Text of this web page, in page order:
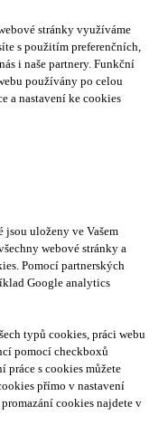
stránky využíváme
s použitím preferenčních,
i naše partnery. Funkční
používány po celou
a nastavení ke cookies
jsou uloženy ve Vašem
webové stránky a
Pomocí partnerských
Google analytics
typů cookies, práci webu
pomocí checkboxů
práce s cookies můžete
přímo v nastavení
cookies najdete v